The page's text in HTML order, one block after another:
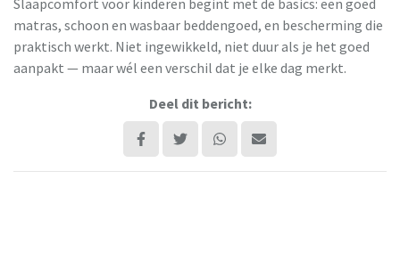
matras, schoon en wasbaar beddengoed, en bescherming die
praktisch werkt. Niet ingewikkeld, niet duur als je het goed
aanpakt — maar wél een verschil dat je elke dag merkt.
Deel dit bericht: